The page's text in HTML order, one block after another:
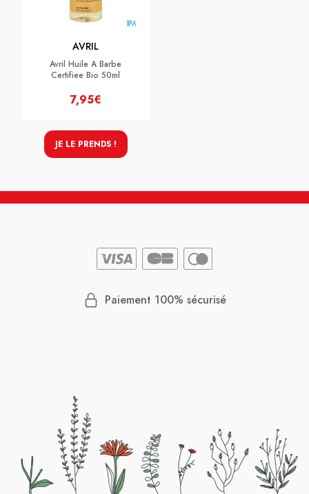
AVRIL
Avril Huile A Barbe
Certifiee Bio 50ml
7,95€
JE LE PRENDS !
Paiement 100% sécurisé